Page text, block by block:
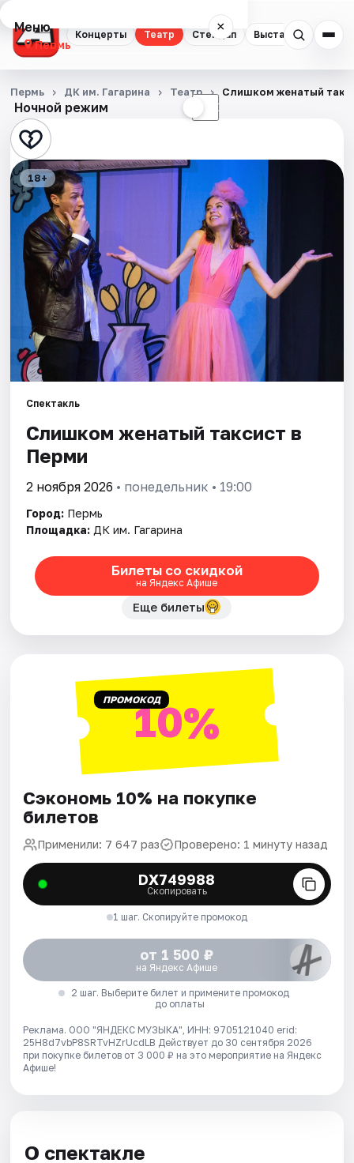
Концерты Театр Стендап Выставки
Меню ×
Пермь
Концерты
Театр
Стендап
Выставки
Квесты
Экскурсии
Спорт
События
Площадки
Артисты
Ночной режим ☾
Пермь ДК им. Гагарина Театр Слишком женатый
18+
Спектакль
Слишком женатый таксист в
Перми
2 ноября 2026 • понедельник • 19:00
Город: Пермь
Площадка: ДК им. Гагарина
Билеты со скидкой
на Яндекс Афише
Еще билеты
ПРОМОКОД10%
Сэкономь 10% на покупке
билетов
Применили: 7 647 раз Проверено: 1 минуту назад
DX749988
Скопировать
1 шаг. Скопируйте промокод
от 1 500 ₽
на Яндекс Афише
2 шаг. Выберите билет и примените промокод
до оплаты
Реклама. ООО "ЯНДЕКС МУЗЫКА", ИНН: 9705121040 erid:
25H8d7vbP8SRTvHZrUcdLB Действует до 30 сентября 2026
при покупке билетов от 3 000 ₽ на это мероприятие на Яндекс
Афише!
О спектакле